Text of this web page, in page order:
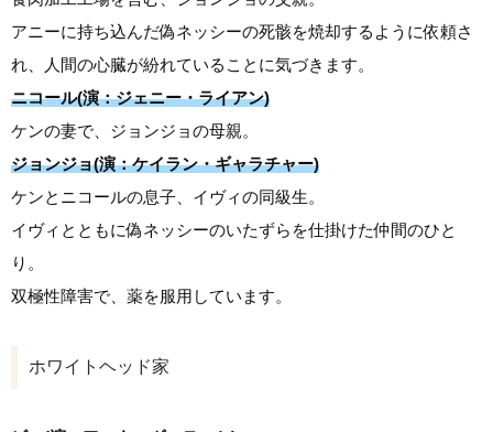
アニーに持ち込んだ偽ネッシーの死骸を焼却するように依頼さ
れ、人間の心臓が紛れていることに気づきます。
ニコール(演：ジェニー・ライアン)
ケンの妻で、ジョンジョの母親。
ジョンジョ(演：ケイラン・ギャラチャー)
ケンとニコールの息子、イヴィの同級生。
イヴィとともに偽ネッシーのいたずらを仕掛けた仲間のひと
り。
双極性障害で、薬を服用しています。
ホワイトヘッド家